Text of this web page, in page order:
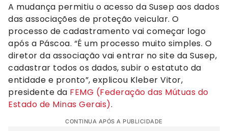
A mudança permitiu o acesso da Susep aos dados
das associações de proteção veicular. O
processo de cadastramento vai começar logo
após a Páscoa. “É um processo muito simples. O
diretor da associação vai entrar no site da Susep,
cadastrar todos os dados, subir o estatuto da
entidade e pronto”, explicou Kleber Vitor,
presidente da FEMG (Federação das Mútuas do
Estado de Minas Gerais).
CONTINUA APÓS A PUBLICIDADE